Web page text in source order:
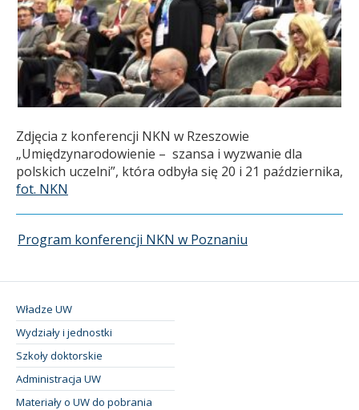
Zdjęcia z konferencji NKN w Rzeszowie
„Umiędzynarodowienie – szansa i wyzwanie dla
polskich uczelni”, która odbyła się 20 i 21 października,
fot. NKN
Program konferencji NKN w Poznaniu
Władze UW
Wydziały i jednostki
Szkoły doktorskie
Administracja UW
Materiały o UW do pobrania